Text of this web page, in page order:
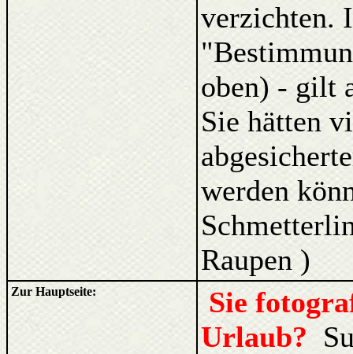
verzichten.
oben) - gilt
Sie hätten
werden
Raupen )
Zur Hauptseite:
Sie
Urlaub?